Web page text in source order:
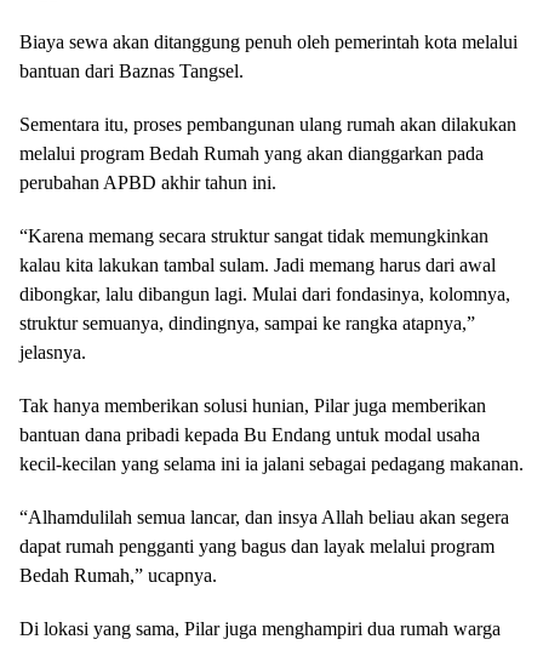
Biaya sewa akan ditanggung penuh oleh pemerintah kota melalui
bantuan dari Baznas Tangsel.
Sementara itu, proses pembangunan ulang rumah akan dilakukan
melalui program Bedah Rumah yang akan dianggarkan pada
perubahan APBD akhir tahun ini.
“Karena memang secara struktur sangat tidak memungkinkan
kalau kita lakukan tambal sulam. Jadi memang harus dari awal
dibongkar, lalu dibangun lagi. Mulai dari fondasinya, kolomnya,
struktur semuanya, dindingnya, sampai ke rangka atapnya,”
jelasnya.
Tak hanya memberikan solusi hunian, Pilar juga memberikan
bantuan dana pribadi kepada Bu Endang untuk modal usaha
kecil-kecilan yang selama ini ia jalani sebagai pedagang makanan.
“Alhamdulilah semua lancar, dan insya Allah beliau akan segera
dapat rumah pengganti yang bagus dan layak melalui program
Bedah Rumah,” ucapnya.
Di lokasi yang sama, Pilar juga menghampiri dua rumah warga